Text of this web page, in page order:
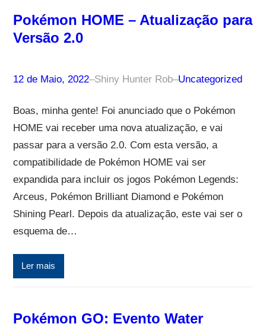
Pokémon HOME – Atualização para
Versão 2.0
12 de Maio, 2022–Shiny Hunter Rob–Uncategorized
Boas, minha gente! Foi anunciado que o Pokémon
HOME vai receber uma nova atualização, e vai
passar para a versão 2.0. Com esta versão, a
compatibilidade de Pokémon HOME vai ser
expandida para incluir os jogos Pokémon Legends:
Arceus, Pokémon Brilliant Diamond e Pokémon
Shining Pearl. Depois da atualização, este vai ser o
esquema de…
Ler mais
Pokémon GO: Evento Water